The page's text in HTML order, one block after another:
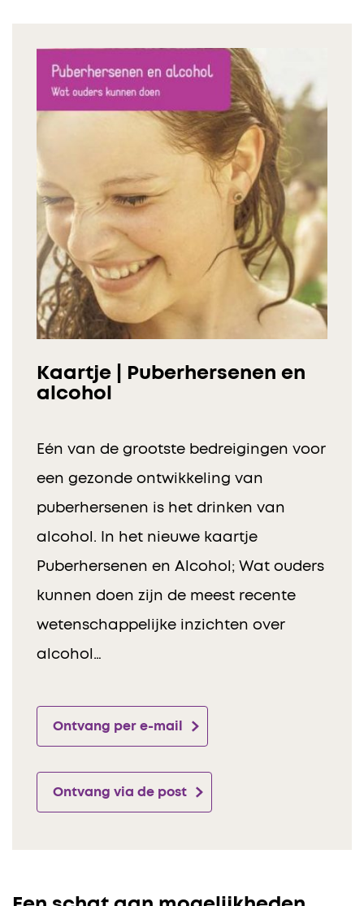
Kaartje | Puberhersenen en
alcohol
Eén van de grootste bedreigingen voor
een gezonde ontwikkeling van
puberhersenen is het drinken van
alcohol. In het nieuwe kaartje
Puberhersenen en Alcohol; Wat ouders
kunnen doen zijn de meest recente
wetenschappelijke inzichten over
alcohol…
Ontvang per e-mail
Ontvang via de post